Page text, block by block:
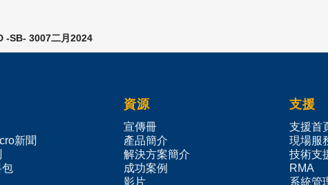
-SB- 3007二月2024
新聞
包
資源
宣傳冊
產品簡介
解決方案簡介
成功案例
影片
支援
支援首
現場服
技術支
RMA
系統管